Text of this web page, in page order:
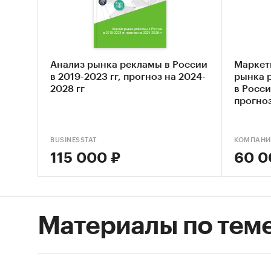
– ***
4.
всей
5.
Анализ рынка рекламы в России
в 2019-2023 гг, прогноз на 2024-
2028 гг
BUSINESSTAT
115 000 ₽
рынка
в
60
Материалы по